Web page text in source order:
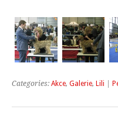
Categories: Akce, Galerie, Lili